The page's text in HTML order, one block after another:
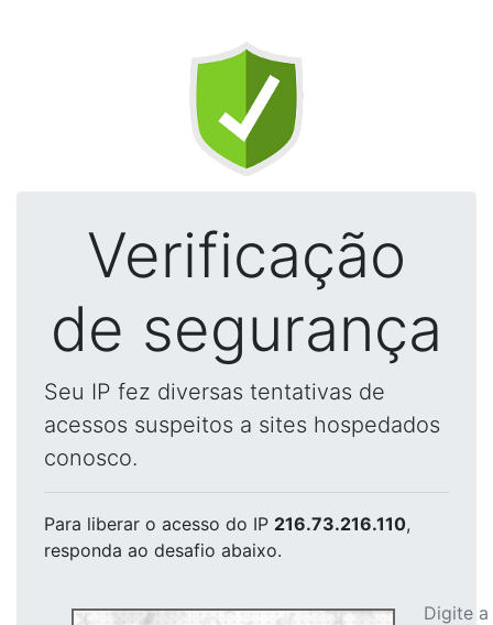
Verificação
de segurança
Seu IP fez diversas tentativas de
acessos suspeitos a sites hospedados
conosco.
Para liberar o acesso do IP 216.73.216.110,
responda ao desafio abaixo.
Digite